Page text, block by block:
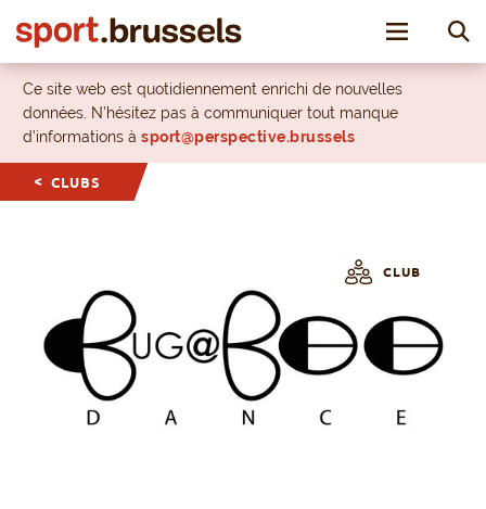
Toggle
Ce site web est quotidiennement enrichi de nouvelles
données. N’hésitez pas à communiquer tout manque
d’informations à sport@perspective.brussels
CLUBS
CLUB